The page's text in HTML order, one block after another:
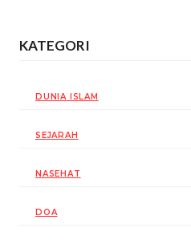
KATEGORI
DUNIA ISLAM
SEJARAH
NASEHAT
DOA